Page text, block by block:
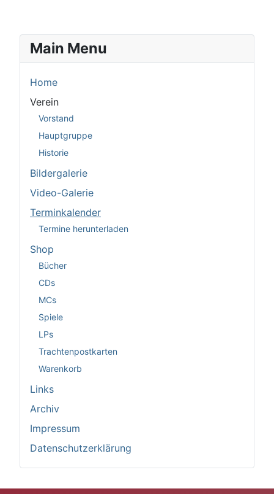
Main Menu
Home
Verein
Vorstand
Hauptgruppe
Historie
Bildergalerie
Video-Galerie
Terminkalender
Termine herunterladen
Shop
Bücher
CDs
MCs
Spiele
LPs
Trachtenpostkarten
Warenkorb
Links
Archiv
Impressum
Datenschutzerklärung